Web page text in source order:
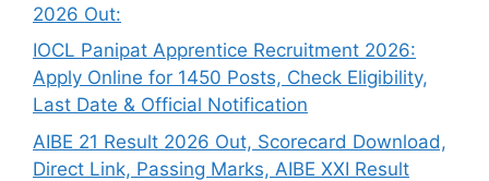
2026 Out:
IOCL Panipat Apprentice Recruitment 2026:
Apply Online for 1450 Posts, Check Eligibility,
Last Date & Official Notification
AIBE 21 Result 2026 Out, Scorecard Download,
Direct Link, Passing Marks, AIBE XXI Result